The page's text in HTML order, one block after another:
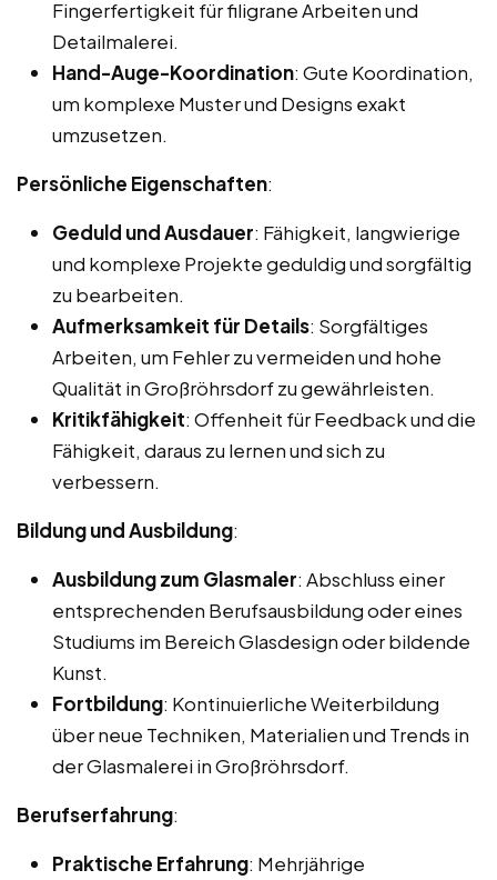
Fingerfertigkeit für filigrane Arbeiten und
Detailmalerei.
Hand-Auge-Koordination: Gute Koordination,
um komplexe Muster und Designs exakt
umzusetzen.
Persönliche Eigenschaften:
Geduld und Ausdauer: Fähigkeit, langwierige
und komplexe Projekte geduldig und sorgfältig
zu bearbeiten.
Aufmerksamkeit für Details: Sorgfältiges
Arbeiten, um Fehler zu vermeiden und hohe
Qualität in Großröhrsdorf zu gewährleisten.
Kritikfähigkeit: Offenheit für Feedback und die
Fähigkeit, daraus zu lernen und sich zu
verbessern.
Bildung und Ausbildung:
Ausbildung zum Glasmaler: Abschluss einer
entsprechenden Berufsausbildung oder eines
Studiums im Bereich Glasdesign oder bildende
Kunst.
Fortbildung: Kontinuierliche Weiterbildung
über neue Techniken, Materialien und Trends in
der Glasmalerei in Großröhrsdorf.
Berufserfahrung:
Praktische Erfahrung: Mehrjährige